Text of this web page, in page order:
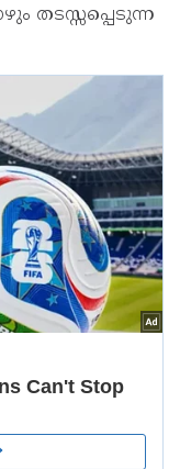
തടസ്സപ്പെടുന്ന